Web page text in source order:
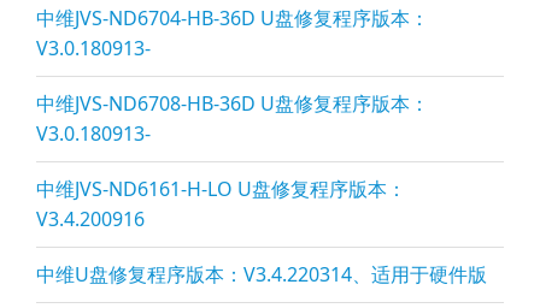
中维JVS-ND6704-HB-36D U盘修复程序版本：
V3.0.180913-
中维JVS-ND6708-HB-36D U盘修复程序版本：
V3.0.180913-
中维JVS-ND6161-H-LO U盘修复程序版本：
V3.4.200916
中维U盘修复程序版本：V3.4.220314、适用于硬件版